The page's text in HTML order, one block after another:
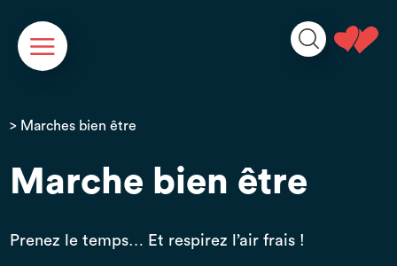
> Marches bien être
Marche bien être
Prenez le temps… Et respirez l’air frais !